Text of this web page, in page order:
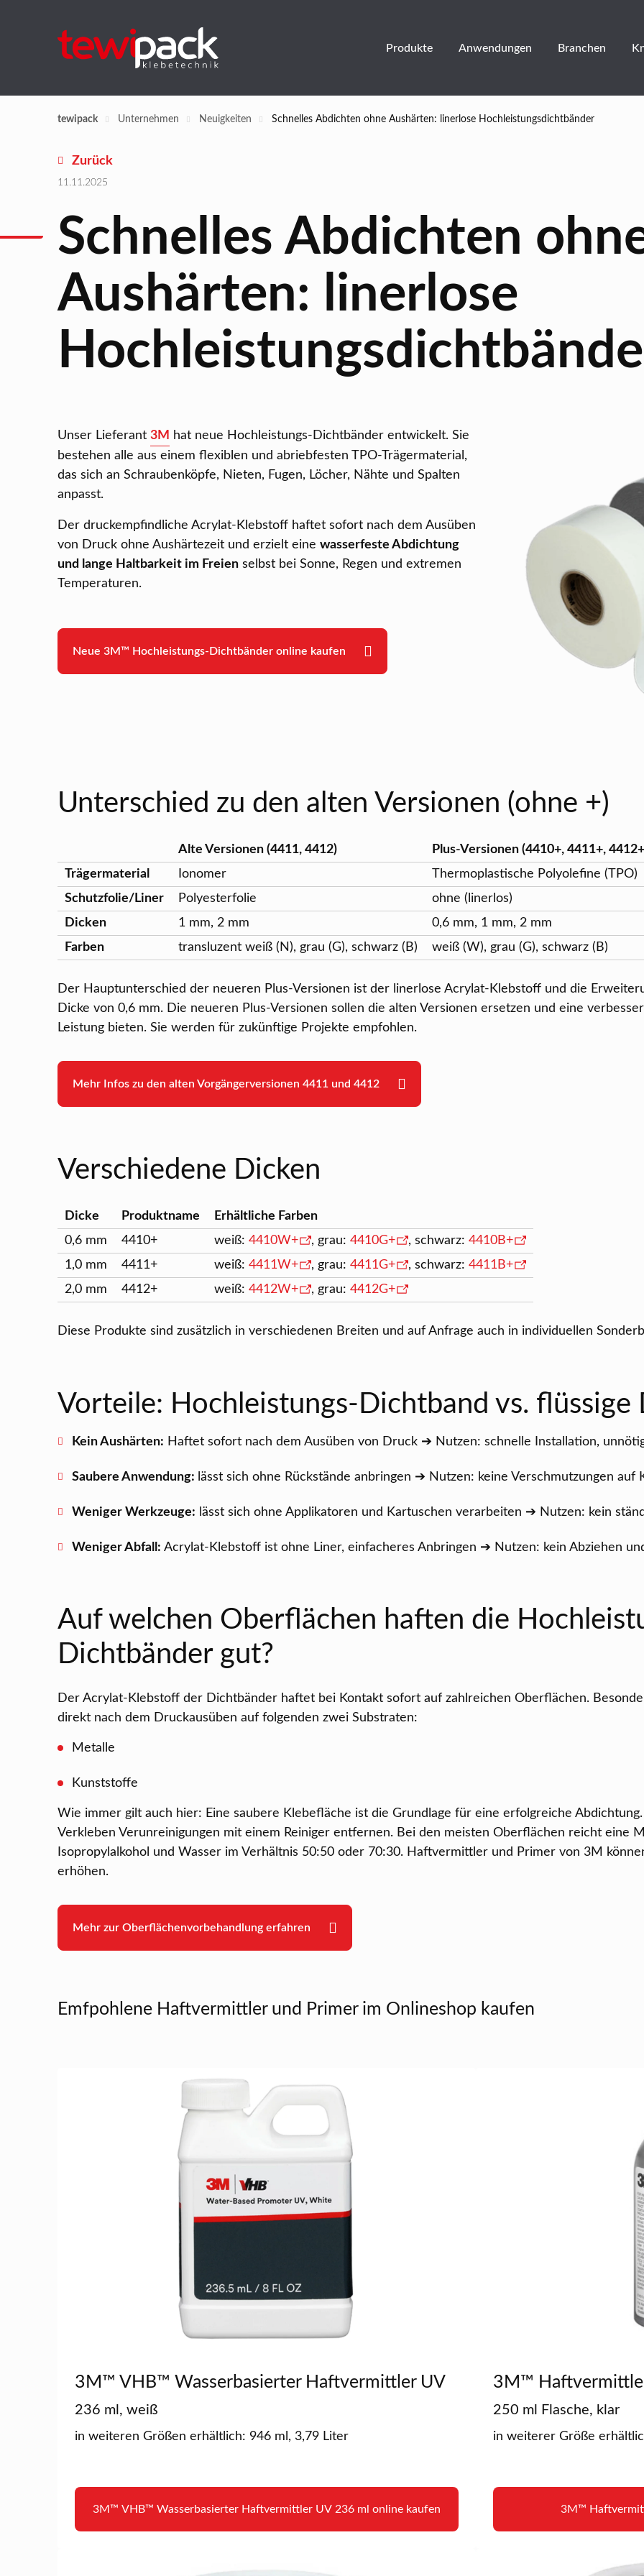
Produkte Anwendungen Branchen
tewipack Unternehmen Neuigkeiten Schnelles Abdichten ohne Aushärten: linerlose Hochleistungsdichtbänder
Zurück
11.11.2025
Schnelles Abdichten
Aushärten: linerlose
Unser Lieferant 3M
hat neue Hochleistungs-Dichtbänder entwickelt. Sie
bestehen alle aus einem flexiblen und abriebfesten TPO-Trägermaterial,
das sich an Schraubenköpfe, Nieten, Fugen, Löcher, Nähte und Spalten
anpasst.
Der druckempfindliche Acrylat-Klebstoff haftet sofort nach dem Ausüben
von Druck ohne Aushärtezeit und erzielt eine wasserfeste Abdichtung
und lange Haltbarkeit im Freien selbst bei Sonne, Regen und extremen
Temperaturen.
Neue 3M™ Hochleistungs-Dichtbänder online kaufen
Unterschied zu den alten Versionen (ohne +)
Alte Versionen (4411, 4412)
Plus-Versionen (4410+, 4411+,
Trägermaterial
Ionomer
Thermoplastische Polyolefine (TPO)
Schutzfolie/Liner
Polyesterfolie
ohne (linerlos)
Dicken
1 mm, 2 mm
0,6 mm, 1 mm, 2 mm
Farben
transluzent weiß (N), grau (G), schwarz (B) weiß (W), grau (G), schwarz (B)
Der Hauptunterschied der neueren Plus-Versionen ist der linerlose Acrylat-Klebstoff und die
Dicke von 0,6 mm. Die neueren Plus-Versionen sollen die alten Versionen ersetzen und eine
Leistung bieten. Sie werden für zukünftige Projekte empfohlen.
Mehr Infos zu den alten Vorgängerversionen 4411 und 4412
Verschiedene Dicken
Dicke Produktname
Erhältliche Farben
0,6 mm
4410+ weiß: 4410W+ , grau: 4410G+ , schwarz: 4410B+
1,0 mm
4411+ weiß: 4411W+ , grau: 4411G+ , schwarz: 4411B+
2,0 mm
4412+ weiß: 4412W+ , grau: 4412G+
Diese Produkte sind zusätzlich in verschiedenen Breiten und auf Anfrage auch in individuellen
Vorteile: Hochleistungs-Dichtband vs.
Kein Aushärten: Haftet sofort nach dem Ausüben von Druck ➔ Nutzen: schnelle Installation,
Saubere Anwendung: lässt sich ohne Rückstände anbringen ➔ Nutzen: keine Verschmutzungen auf
Weniger Werkzeuge: lässt sich ohne Applikatoren und Kartuschen verarbeiten ➔ Nutzen: kein
Weniger Abfall: Acrylat-Klebstoff ist ohne Liner, einfacheres Anbringen ➔ Nutzen: kein Abziehen
Auf welchen Oberflächen haften die
Dichtbänder gut?
Der Acrylat-Klebstoff der Dichtbänder haftet bei Kontakt sofort auf zahlreichen Oberflächen.
direkt nach dem Druckausüben auf folgenden zwei Substraten:
Metalle
Kunststoffe
Wie immer gilt auch hier: Eine saubere Klebefläche ist die Grundlage für eine erfolgreiche
Verkleben Verunreinigungen mit einem Reiniger entfernen. Bei den meisten Oberflächen reicht eine
Isopropylalkohol und Wasser im Verhältnis 50:50 oder 70:30. Haftvermittler und Primer von 3M
erhöhen.
Mehr zur Oberflächenvorbehandlung erfahren
Emfpohlene Haftvermittler und Primer im Onlineshop kaufen
3M™ VHB™ Wasserbasierter Haftvermittler UV
236 ml, weiß
in weiteren Größen erhältlich: 946 ml, 3,79 Liter
3M™ VHB™ Wasserbasierter Haftvermittler UV 236 ml online kaufen
3M™
250 ml Flasche, klar
in weiterer Größe
3M™